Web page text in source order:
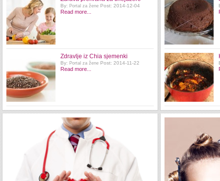
By: Portal za žene Post: 2014-12-04
Read more...
Zdravlje iz Chia sjemenki
By: Portal za žene Post: 2014-11-22
Read more...